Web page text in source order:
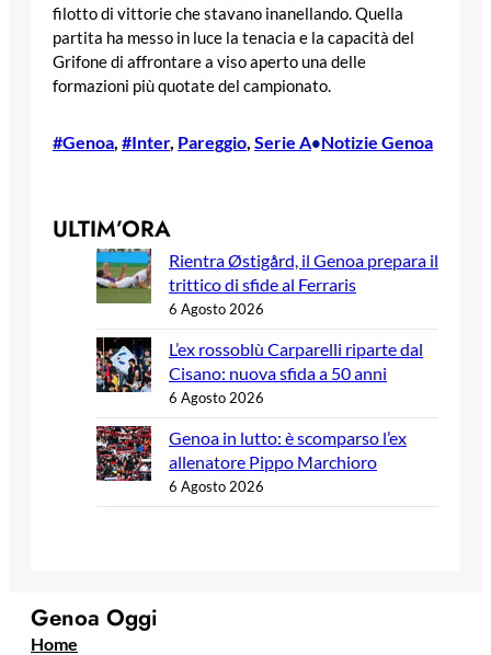
filotto di vittorie che stavano inanellando. Quella
partita ha messo in luce la tenacia e la capacità del
Grifone di affrontare a viso aperto una delle
formazioni più quotate del campionato.
#Genoa, #Inter, Pareggio, Serie A•Notizie Genoa
ULTIM’ORA
Rientra Østigård, il Genoa prepara il
trittico di sfide al Ferraris
6 Agosto 2026
L’ex rossoblù Carparelli riparte dal
Cisano: nuova sfida a 50 anni
6 Agosto 2026
Genoa in lutto: è scomparso l’ex
allenatore Pippo Marchioro
6 Agosto 2026
Genoa Oggi
Home